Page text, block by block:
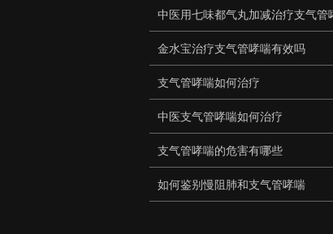
中医用七味都气丸加减治疗支气管
金水宝治疗支气管哮喘有效吗
支气管哮喘如何治疗
中医支气管哮喘如何治疗
支气管哮喘的危害有哪些
如何鉴别慢阻肺和支气管哮喘